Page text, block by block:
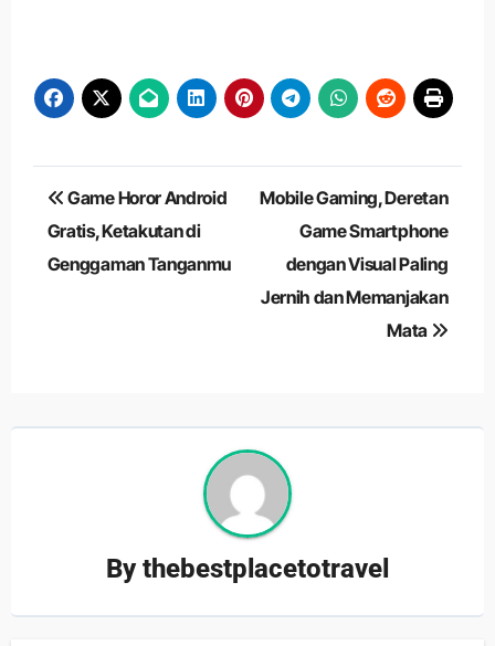
Navigasi
pos
Game Horor Android
Gratis, Ketakutan di
Genggaman Tanganmu
Mobile Gaming, Deretan
Game Smartphone
dengan Visual Paling
Jernih dan Memanjakan
Mata
Bythebestplacetotravel